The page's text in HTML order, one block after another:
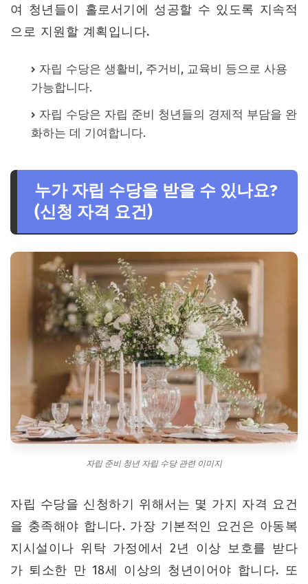
여 청년들이 홀로서기에 성공할 수 있도록 지속적
으로 지원할 계획입니다.
자립 수당은 생활비, 주거비, 교육비 등으로 사용
가능합니다.
자립 수당은 자립 준비 청년들의 경제적 부담을 완
화하는 데 기여합니다.
누가 자립 수당을 받을 수 있나요?
(신청 자격 요건)
자립 준비 청년 자립 수당 관련 이미지
자립 수당을 신청하기 위해서는 몇 가지 자격 요건
을 충족해야 합니다. 가장 기본적인 요건은 아동복
지시설이나 위탁 가정에서 2년 이상 보호를 받다
가 퇴소한 만 18세 이상의 청년이어야 합니다. 또